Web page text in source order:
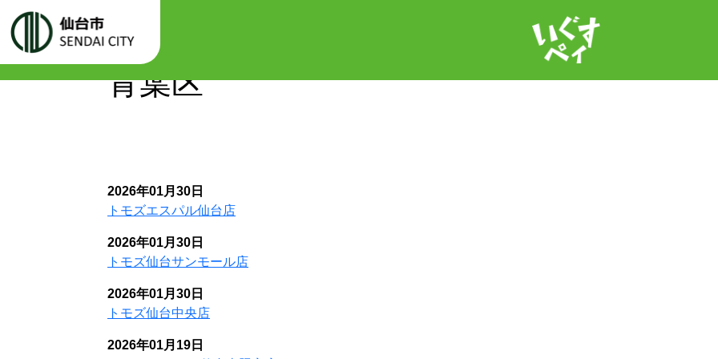
ホーム
/var/www/igusupay.jp/web/cms/assets/themes/custom/func/template.php
青葉区
2026年01月30日
トモズエスパル仙台店
2026年01月30日
トモズ仙台サンモール店
2026年01月30日
トモズ仙台中央店
2026年01月19日